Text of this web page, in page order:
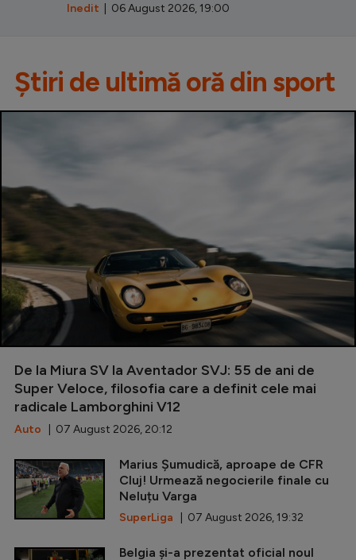
Inedit | 06 August 2026, 19:00
Știri de ultimă oră din sport
De la Miura SV la Aventador SVJ: 55 de ani de
Super Veloce, filosofia care a definit cele mai
radicale Lamborghini V12
Auto | 07 August 2026, 20:12
Marius Șumudică, aproape de CFR
Cluj! Urmează negocierile finale cu
Neluțu Varga
SuperLiga | 07 August 2026, 19:32
Belgia și-a prezentat oficial noul